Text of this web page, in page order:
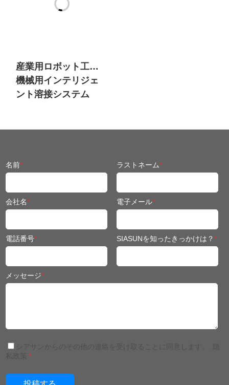
産業用ロボット工学
機械用インテリジェ
ント溶接システム
名前* ラストネーム*
会社名* 電子メール*
電話番号* SIASUNを知ったきっかけは？*
メッセージ*
*